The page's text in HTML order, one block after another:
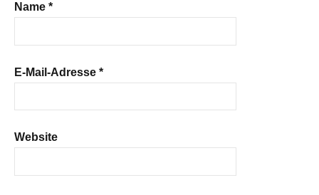
Name *
E-Mail-Adresse *
Website